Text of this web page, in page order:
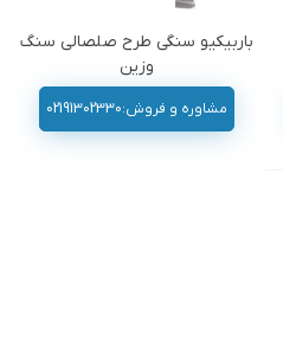
باربیکیو سنگی طرح صلصالی سنگ
وزین
مشاوره و فروش:02191302330